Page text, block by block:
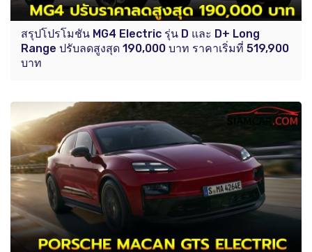
สรุปโปรโมชัน MG4 Electric รุ่น D และ D+ Long
Range ปรับลดสูงสุด 190,000 บาท ราคาเริ่มที่ 519,900
บาท